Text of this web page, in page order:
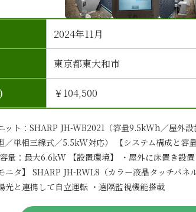
2024年11月
東京都東大和市
￥104,500
ット：SHARP JH-WB2021（容量9.5kWh／屋外
／単相三線式／5.5kW対応） 【システム構成と容
量：最大6.6kW 【設置環境】 ・屋外に床置き設
ニタ】 SHARP JH-RWL8（カラー液晶タッチパネ
光と連携して自立運転 ・遠隔監視機能搭載